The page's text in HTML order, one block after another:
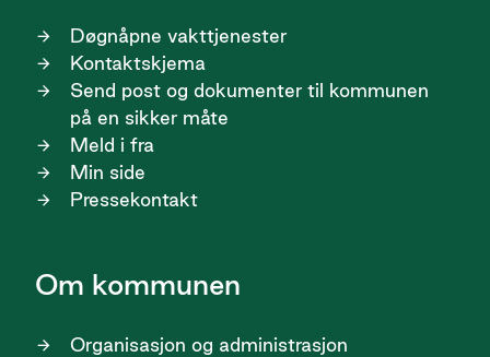
Døgnåpne vakttjenester
Kontaktskjema
Send post og dokumenter til kommunen
på en sikker måte
Meld i fra
Min side
Pressekontakt
Om kommunen
Organisasjon og administrasjon